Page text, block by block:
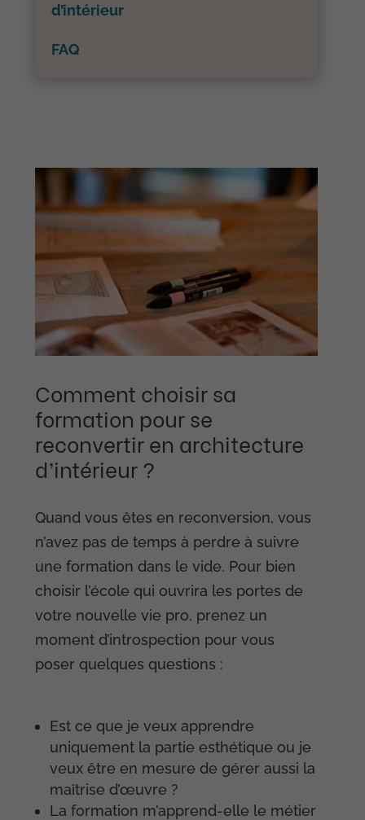
d’intérieur
FAQ
Comment choisir sa
formation pour se
reconvertir en architecture
d’intérieur ?
Quand vous êtes en reconversion, vous
n’avez pas de temps à perdre à suivre
une formation dans le vide. Pour bien
choisir l’école qui ouvrira les portes de
votre nouvelle vie pro, prenez un
moment d’introspection pour vous
poser quelques questions :
Est ce que je veux apprendre
uniquement la partie esthétique ou je
veux être en mesure de gérer aussi la
maîtrise d’œuvre ?
La formation m’apprend-elle le métier